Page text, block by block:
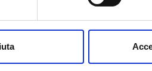
tuo consenso in qualsiasi